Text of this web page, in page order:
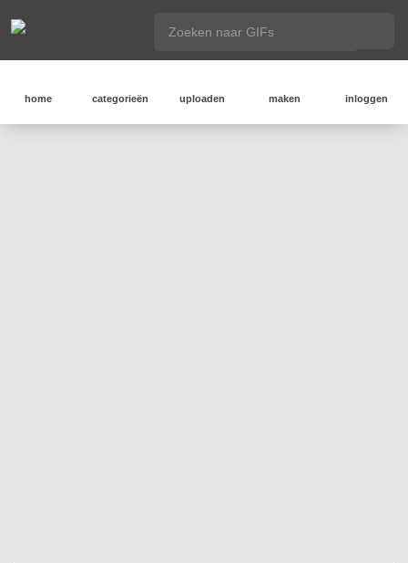
home categorieën uploaden maken inloggen